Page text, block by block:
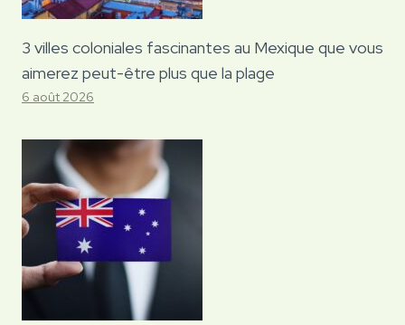
3 villes coloniales fascinantes au Mexique que vous
aimerez peut-être plus que la plage
6 août 2026